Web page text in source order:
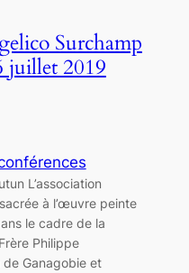
Surchamp
juillet 2019
L’association
à l’œuvre peinte
le cadre de la
Philippe
Ganagobie et